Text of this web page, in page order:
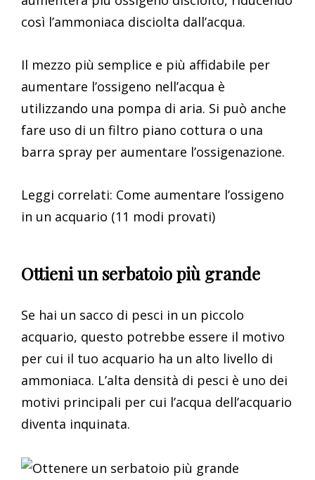
così l’ammoniaca disciolta dall’acqua.
Il mezzo più semplice e più affidabile per
aumentare l’ossigeno nell’acqua è
utilizzando una pompa di aria. Si può anche
fare uso di un filtro piano cottura o una
barra spray per aumentare l’ossigenazione.
Leggi correlati: Come aumentare l’ossigeno
in un acquario (11 modi provati)
Ottieni un serbatoio più grande
Se hai un sacco di pesci in un piccolo
acquario, questo potrebbe essere il motivo
per cui il tuo acquario ha un alto livello di
ammoniaca. L’alta densità di pesci è uno dei
motivi principali per cui l’acqua dell’acquario
diventa inquinata.